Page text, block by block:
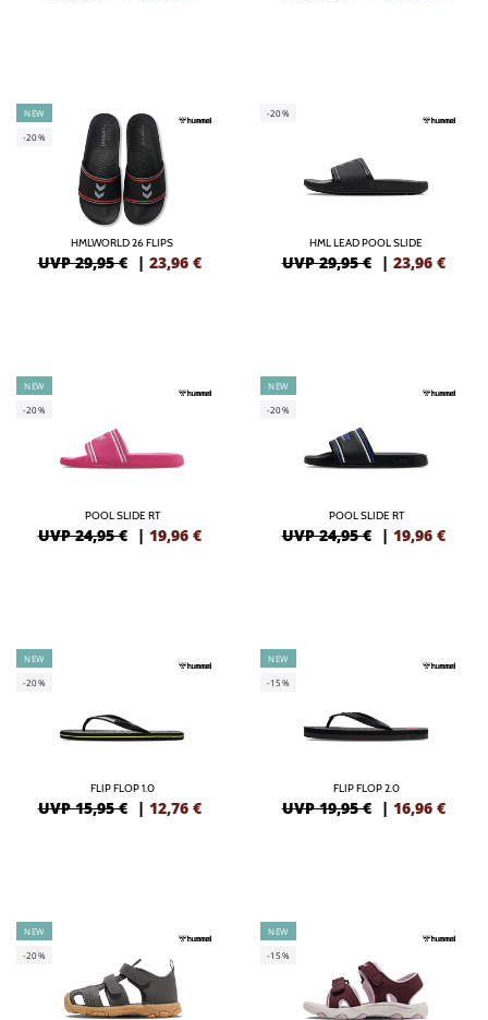
NEW
-20%
HMLWORLD 26 FLIPS
UVP 29,95 € | 23,96 €
-20%
HML LEAD POOL SLIDE
UVP 29,95 € | 23,96 €
NEW
-20%
POOL SLIDE RT
UVP 24,95 € | 19,96 €
NEW
-20%
POOL SLIDE RT
UVP 24,95 € | 19,96 €
NEW
-20%
FLIP FLOP 1.0
UVP 15,95 € | 12,76 €
NEW
-15%
FLIP FLOP 2.0
UVP 19,95 € | 16,96 €
NEW
-20%
NEW
-15%